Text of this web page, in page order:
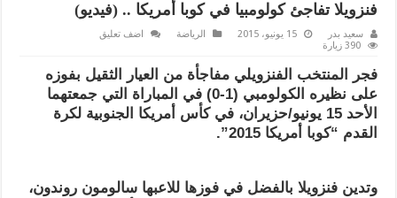
فنزويلا تفاجئ كولومبيا في كوبا أمريكا .. (فيديو)
سعيد بدر 15 يونيو، 2015 الرياضة
اضف تعليق
390 زيارة
فجر المنتخب الفنزويلي مفاجأة من العيار الثقيل بفوزه
على نظيره الكولومبي (1-0) في المباراة التي جمعتهما
الأحد 15 يونيو/حزيران، في كأس أمريكا الجنوبية لكرة
القدم “كوبا أمريكا 2015”.
وتدين فنزويلا بالفضل في فوزها للاعبها سالومون روندون،